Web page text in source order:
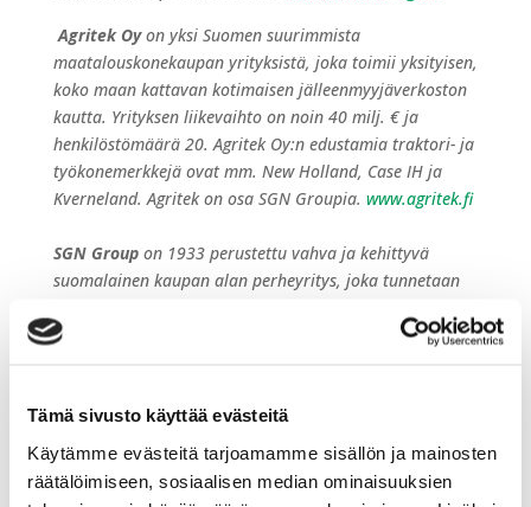
Tämä sivusto käyttää evästeitä
Käytämme evästeitä tarjoamamme sisällön ja mainosten
räätälöimiseen, sosiaalisen median ominaisuuksien
Agritek Oyon yksi Suomen suurimmista
maatalouskonekaupan yrityksistä­­­, joka toimii yksityisen,
koko maan kattavan kotimaisen jälleenmyyjäverkoston
kautta. Yrityksen liikevaihto on noin 40 milj. € ja
henkilöstömäärä 20. Agritek Oy:n edustamia traktori- ja
työkonemerkkejä ovat mm. New Holland, Case IH ja
Kverneland. Agritek on osa SGN Groupia. www.agritek.fi
SGN Groupon 1933 perustettu vahva ja kehittyvä
suomalainen kaupan alan perheyritys, joka tunnetaan
Konsernilla on merkittävää liiketoimintaa myös
teollisuuslaitteet sekä lumentekoon ja -hoitoon liittyvät
laitteet. SGN Groupin liikevaihto vuonna 2019 oli noin
129 milj. € ja sen palveluksessa on noin 120 työntekijää.
Konsernin pääkonttori sijaitsee Vantaalla.
www.sgn.fi